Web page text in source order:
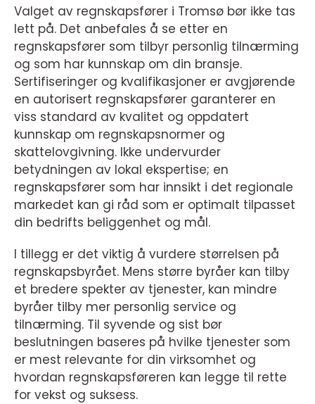
Valget av regnskapsfører i Tromsø bør ikke tas
lett på. Det anbefales å se etter en
regnskapsfører som tilbyr personlig tilnærming
og som har kunnskap om din bransje.
Sertifiseringer og kvalifikasjoner er avgjørende
en autorisert regnskapsfører garanterer en
viss standard av kvalitet og oppdatert
kunnskap om regnskapsnormer og
skattelovgivning. Ikke undervurder
betydningen av lokal ekspertise; en
regnskapsfører som har innsikt i det regionale
markedet kan gi råd som er optimalt tilpasset
din bedrifts beliggenhet og mål.
I tillegg er det viktig å vurdere størrelsen på
regnskapsbyrået. Mens større byråer kan tilby
et bredere spekter av tjenester, kan mindre
byråer tilby mer personlig service og
tilnærming. Til syvende og sist bør
beslutningen baseres på hvilke tjenester som
er mest relevante for din virksomhet og
hvordan regnskapsføreren kan legge til rette
for vekst og suksess.